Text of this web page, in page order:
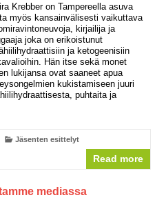
Krebber on Tampereella asuva
myös kansainvälisesti vaikuttava
kirjailija ja
joka on erikoistunut
ja ketogeenisiin
Hän itse sekä monet
lukijansa ovat saaneet apua
kukistamiseen juuri
puhtaita ja
Jäsenten esittelyt
Read more
mediassa